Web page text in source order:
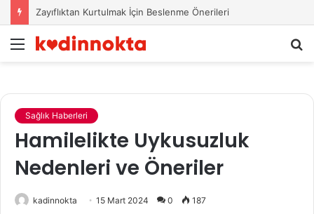
Zayıflıktan Kurtulmak İçin Beslenme Önerileri
Menü
Sağlık Haberleri
Hamilelikte Uykusuzluk
Nedenleri ve Öneriler
kadinnokta 15 Mart 2024 0 187